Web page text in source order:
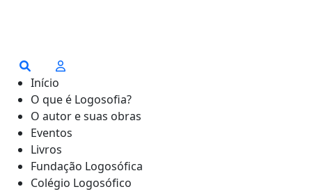
Início
O que é Logosofia?
O autor e suas obras
Eventos
Livros
Fundação Logosófica
Colégio Logosófico